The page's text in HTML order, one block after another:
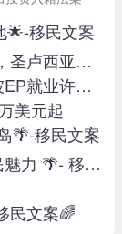
了解，今天就为
移民文案
▪ 加勒比海的绝代佳人-圣卢西亚介绍，圣卢西亚护照优势
▪ 新加坡移民局官网申请延期，新加坡EP就业许可证续签攻略
美元起
🌴-移民文案
▪ 🌴圣卢西亚探秘：优势、条件与移民魅力 🌴- 移民文案
民文案🌈